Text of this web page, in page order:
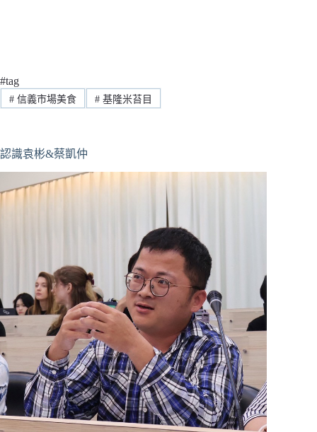
#tag
#信義市場美食 #基隆米苔目
認識袁彬&蔡凱仲